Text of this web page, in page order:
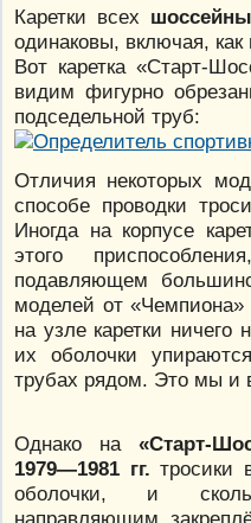
Каретки всех
одинаковы, включая, как
Вот каретка «Старт-
видим фигурно
подседельной труб:
Отличия некоторых
способе проводки
Иногда на корпусе
этого
подавляющем
моделей от
на узле каретки ничего
их оболочки
трубах рядом. Это мы
Однако на«Старт-
1979—1981 гг. тросики
оболочки, и